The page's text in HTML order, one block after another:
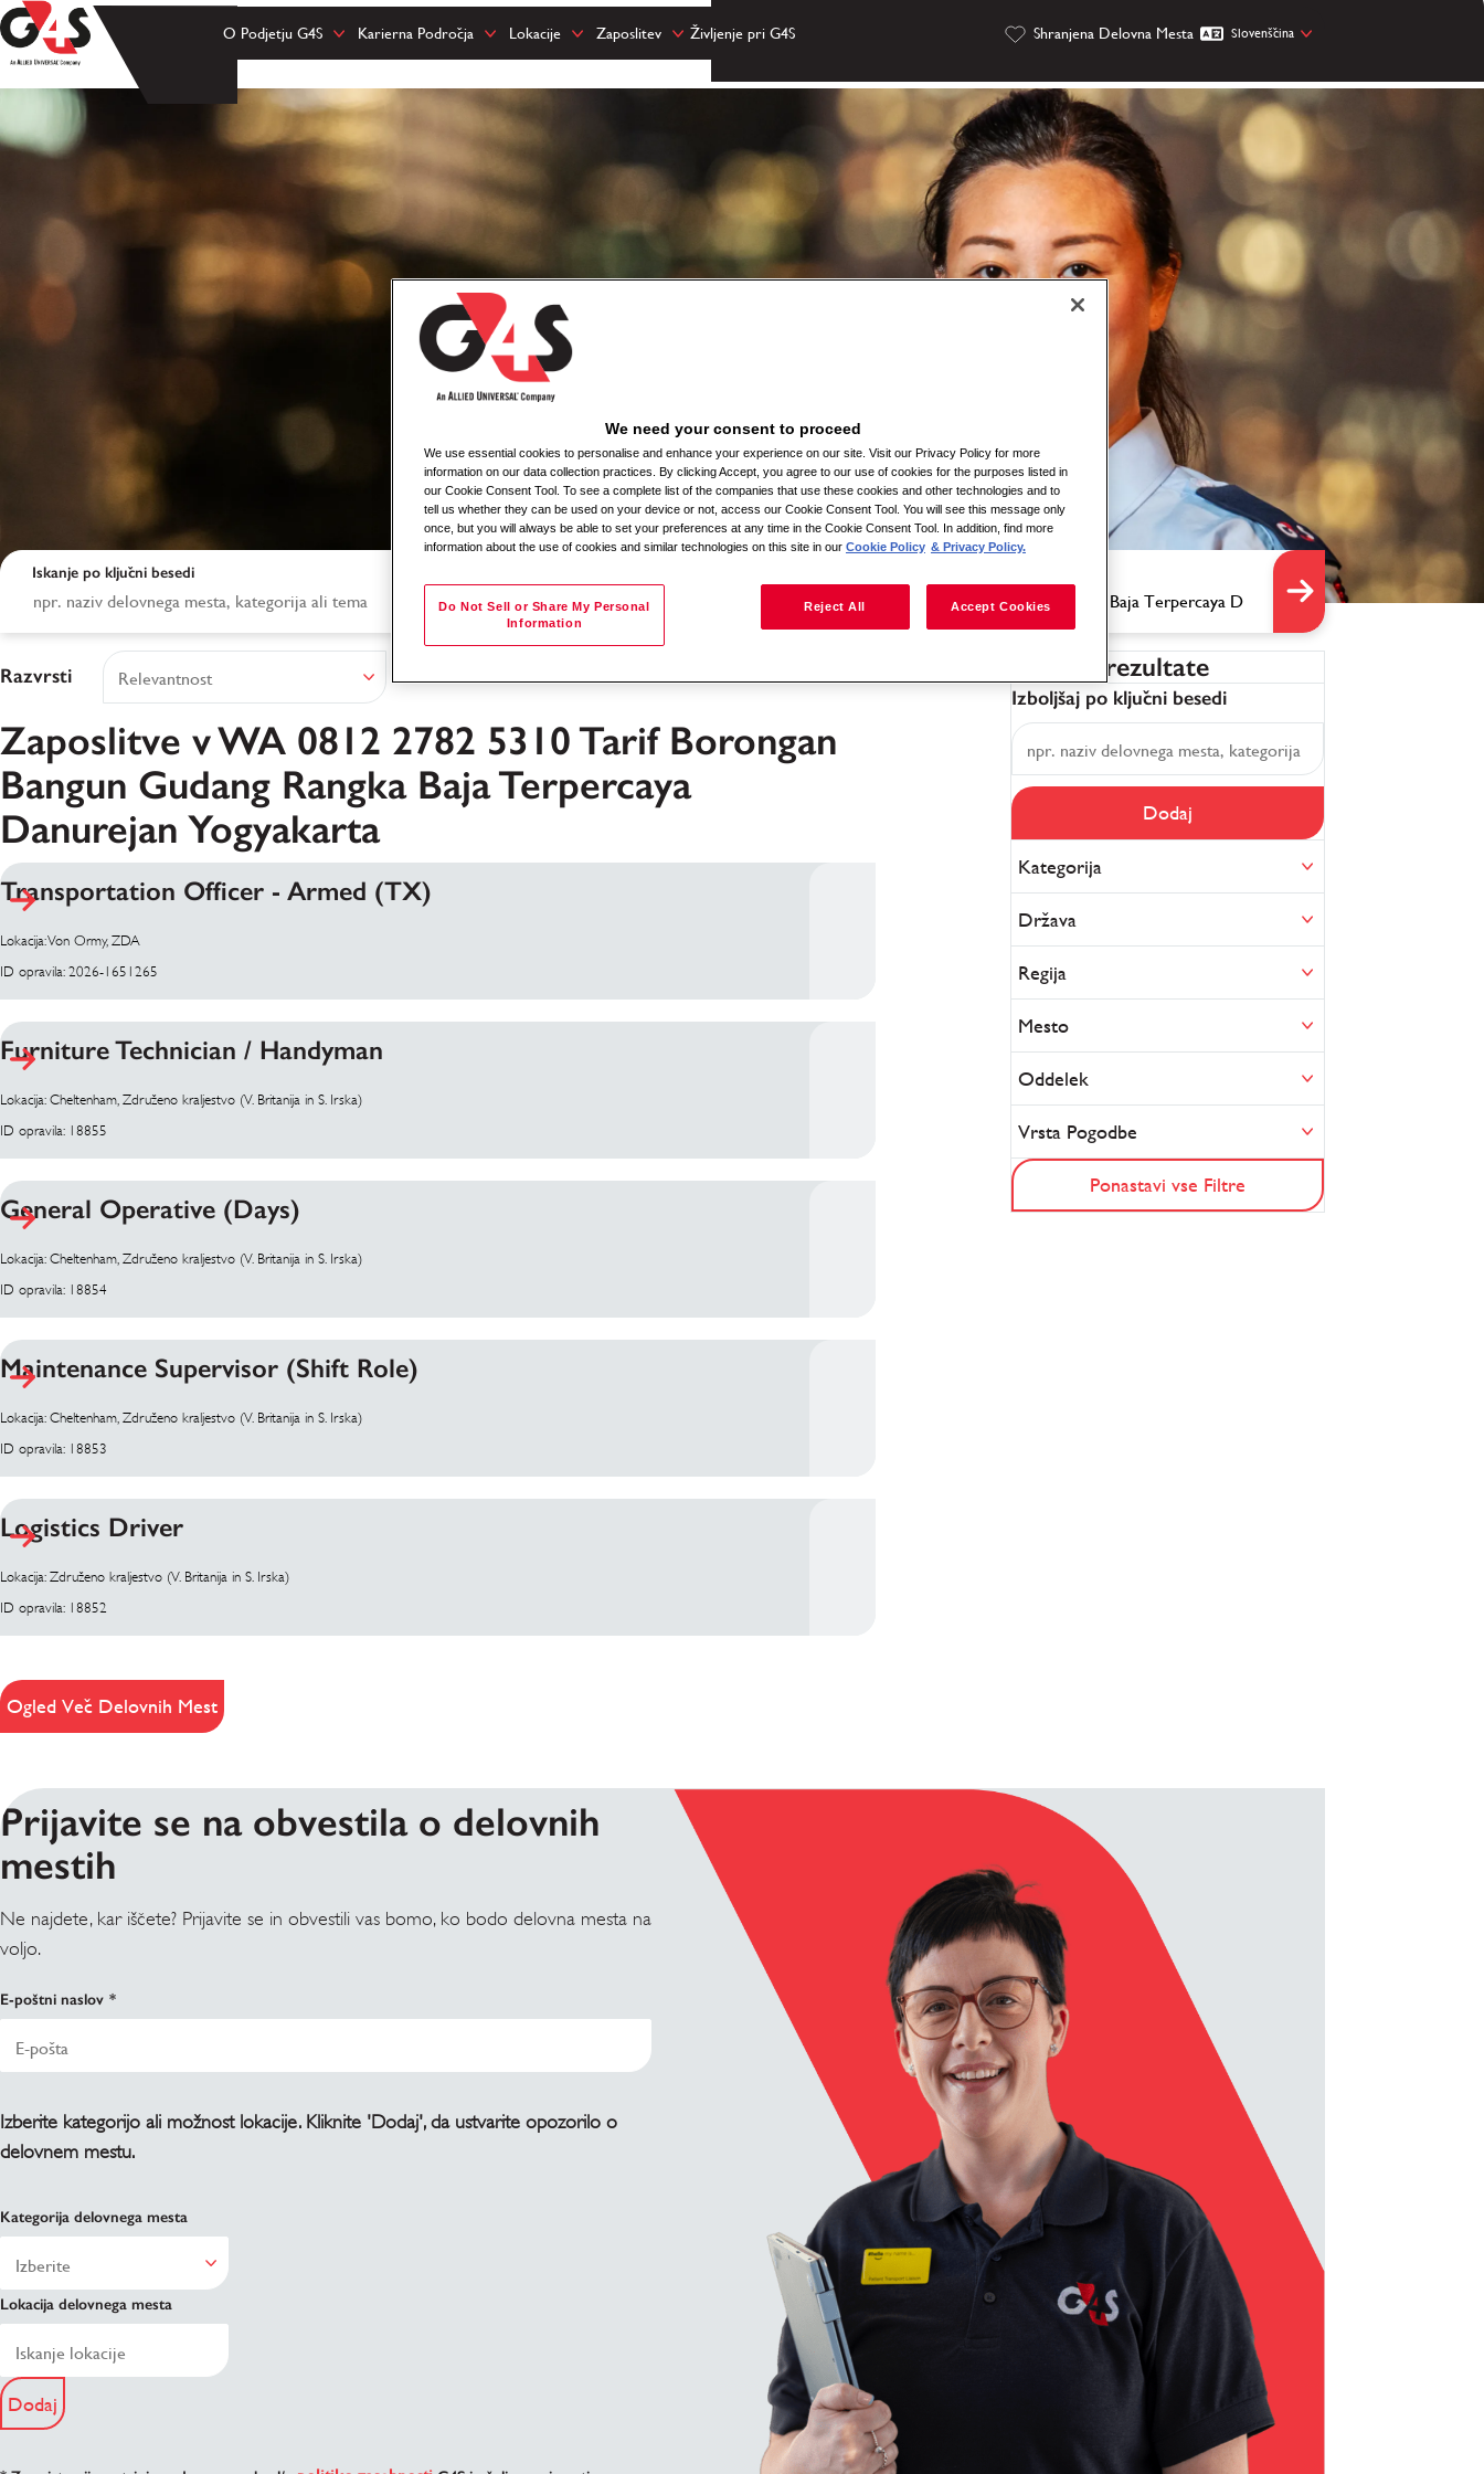
O Podjetju G4S Karierna Področja Lokacije Zaposlitev Življenje pri G4S Shranjena Delovna Mesta Slovenščina
Rezultati iskanja
Iskanje po ključni besedi
Razvrsti
Zaposlitve v WA 0812 2782 5310 Tarif Borongan
Bangun Gudang Rangka Baja Terpercaya
Danurejan Yogyakarta
Transportation Officer - Armed (TX)
Lokacija: Von Ormy, ZDA
ID opravila: 2026-1651265
Furniture Technician / Handyman
Lokacija: Cheltenham, Združeno kraljestvo (V. Britanija in S. Irska)
ID opravila: 18855
General Operative (Days)
Lokacija: Cheltenham, Združeno kraljestvo (V. Britanija in S. Irska)
ID opravila: 18854
Maintenance Supervisor (Shift Role)
Lokacija: Cheltenham, Združeno kraljestvo (V. Britanija in S. Irska)
ID opravila: 18853
Logistics Driver
Lokacija: Združeno kraljestvo (V. Britanija in S. Irska)
ID opravila: 18852
Ogled Več Delovnih Mest
Filtriraj rezultate
Izboljšaj po ključni besedi
Dodaj
Kategorija
Država
Regija
Mesto
Oddelek
Vrsta Pogodbe
Ponastavi vse Filtre
Prijavite se na obvestila o delovnih
mestih
Ne najdete, kar iščete? Prijavite se in obvestili vas bomo, ko bodo delovna mesta na
voljo.
E-poštni naslov
Izberite kategorijo ali možnost lokacije. Kliknite 'Dodaj', da ustvarite opozorilo o
delovnem mestu.
Kategorija delovnega mesta
Lokacija delovnega mesta
Dodaj
We need your consent to proceed
We use essential cookies to personalise and enhance your experience on our site. Visit our Privacy Policy for more
information on our data collection practices. By clicking Accept, you agree to our use of cookies for the purposes listed in
our Cookie Consent Tool. To see a complete list of the companies that use these cookies and other technologies and to
tell us whether they can be used on your device or not, access our Cookie Consent Tool. You will see this message only
once, but you will always be able to set your preferences at any time in the Cookie Consent Tool. In addition, find more
information about the use of cookies and similar technologies on this site in our Cookie Policy & Privacy Policy.
Do Not Sell or Share My Personal
Information
Reject All Accept Cookies